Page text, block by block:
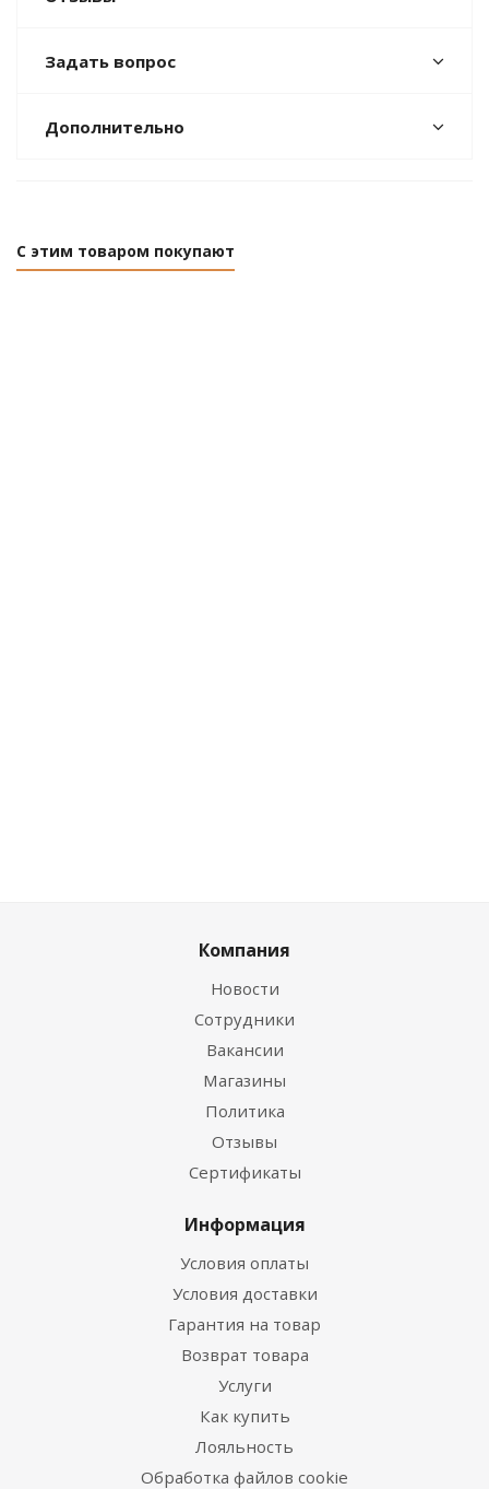
Задать вопрос
Дополнительно
С этим товаром покупают
Компания
Новости
Сотрудники
Вакансии
Магазины
Политика
Отзывы
Сертификаты
Информация
Условия оплаты
Условия доставки
Гарантия на товар
Возврат товара
Услуги
Как купить
Лояльность
Обработка файлов cookie